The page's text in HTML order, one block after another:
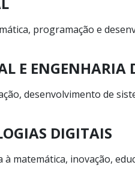
programação e
E ENGENHARIA
desenvolvimento de
DIGITAIS
matemática, inovação,